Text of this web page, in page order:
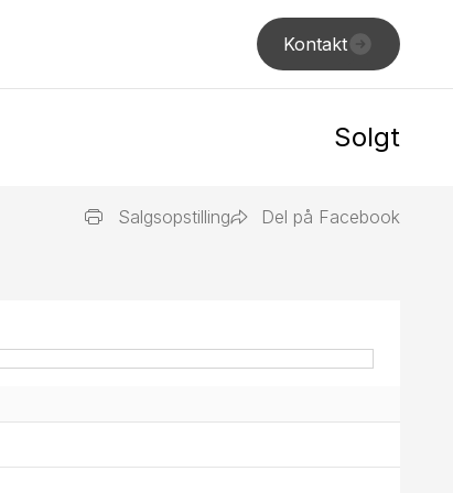
Kontakt
Solgt
Salgsopstilling Del på Facebook